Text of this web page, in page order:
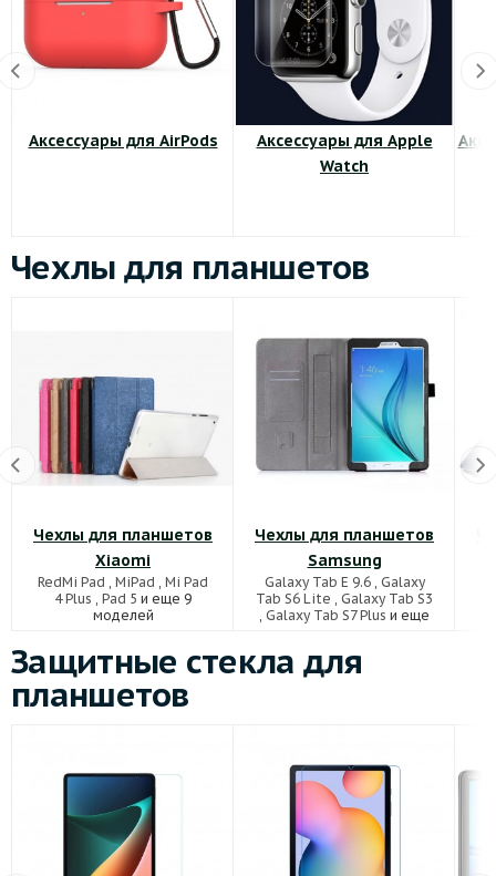
Аксессуары для AirPods
Аксессуары для Apple
Watch
Чехлы для планшетов
Чехлы для планшетов
Xiaomi
RedMi Pad , MiPad , Mi Pad
4 Plus , Pad 5 и еще 9
моделей
Чехлы для планшетов
Samsung
Galaxy Tab E 9.6, Galaxy
Tab S6 Lite , Galaxy Tab S3
, Galaxy Tab S7 Plus и еще
Защитные стекла для
планшетов